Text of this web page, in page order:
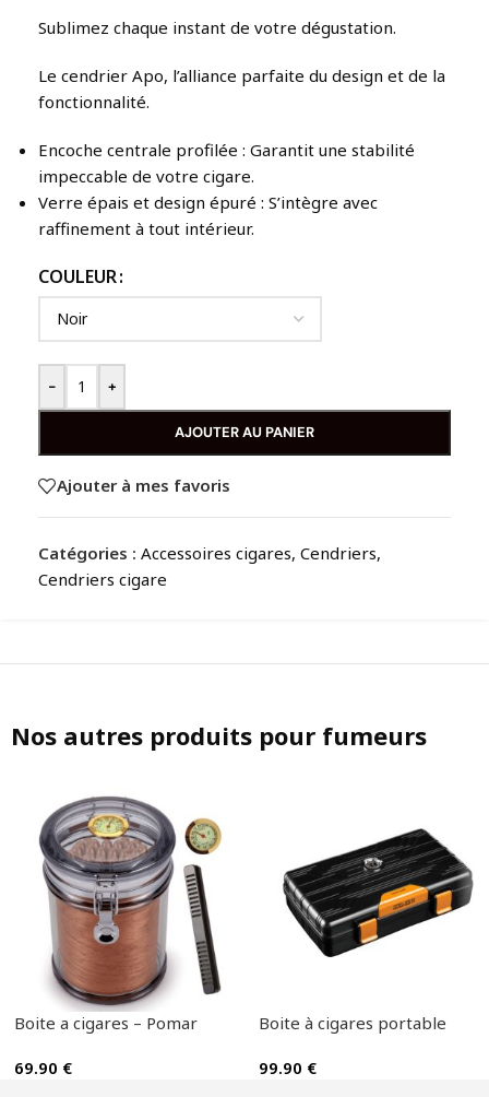
Sublimez chaque instant de votre dégustation.
Le cendrier Apo, l’alliance parfaite du design et de la
fonctionnalité.
Encoche centrale profilée : Garantit une stabilité
impeccable de votre cigare.
Verre épais et design épuré : S’intègre avec
raffinement à tout intérieur.
COULEUR
- +
AJOUTER AU PANIER
Ajouter à mes favoris
Catégories : Accessoires cigares, Cendriers,
Cendriers cigare
Nos autres produits pour fumeurs
Boite a cigares – Pomar
69.90 €
Boite à cigares portable
99.90 €